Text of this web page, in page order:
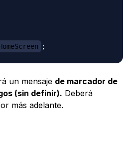
;
un mensaje de marcador de
(sin definir). Deberá
más adelante.